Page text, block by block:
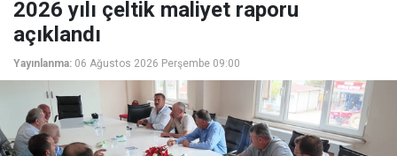
2026 yılı çeltik maliyet raporu
açıklandı
Yayınlanma: 06 Ağustos 2026 Perşembe 09:00